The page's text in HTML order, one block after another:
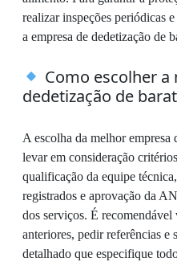
realizar inspeções periódicas
a empresa de dedetização de
Como escolher
dedetização de
A escolha da melhor empresa
levar em consideração
qualificação da equipe
registrados e aprovação da
dos serviços. É
anteriores, pedir referências e
detalhado que especifique